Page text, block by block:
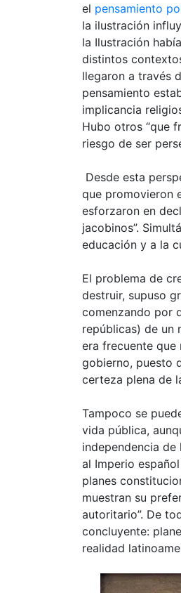
el pensamiento
la ilustración
la Ilustración
distintos
llegaron a través
pensamiento
implicancia
Hubo otros “que
riesgo de ser
Desde esta
que promovieron
esforzaron en
jacobinos”.
educación y a la
El problema de
destruir, supuso
comenzando por
repúblicas) de un
era frecuente que
gobierno, puesto
certeza plena de
Tampoco se
vida pública,
independencia
al Imperio
planes
muestran su
autoritario”. De
concluyente:
realidad